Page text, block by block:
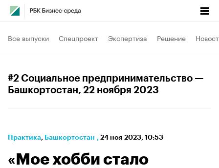
Все выпуски Спецпроект Экспертиза Решение
#2 Социальное предпринимательство —
Башкортостан, 22 ноября 2023
Практика⁠, Башкортостан , 24 ноя 2023, 10:53
«Мое хобби стало